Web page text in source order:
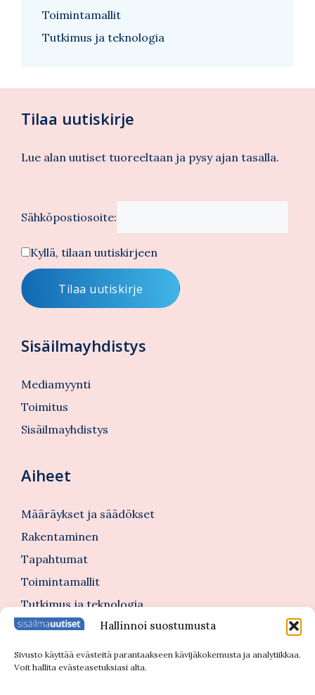
Hallinnoi suostumusta
Sivusto käyttää evästeitä parantaakseen kävijäkokemusta ja analytiikkaa.
Voit hallita evästeasetuksiasi alta.
Toimintamallit
Tutkimus ja teknologia
Tilaa uutiskirje
Lue alan uutiset tuoreeltaan ja pysy ajan tasalla.
Sähköpostiosoite:
Kyllä, tilaan uutiskirjeen
Sisäilmayhdistys
Mediamyynti
Toimitus
Sisäilmayhdistys
Aiheet
Määräykset ja säädökset
Rakentaminen
Tapahtumat
Toimintamallit
Tutkimus ja teknologia
Tutustu myös